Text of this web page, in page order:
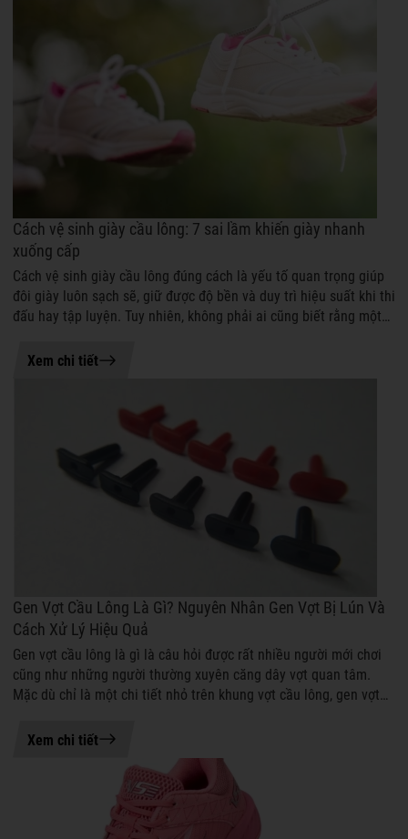
03-08-2026 14:47
Cách vệ sinh giày cầu lông: 7 sai lầm khiến giày nhanh
xuống cấp
Cách vệ sinh giày cầu lông đúng cách là yếu tố quan trọng giúp
đôi giày luôn sạch sẽ, giữ được độ bền và duy trì hiệu suất khi thi
đấu hay tập luyện. Tuy nhiên, không phải ai cũng biết rằng một
Xem chi tiết
05-08-2026 15:11
Gen Vợt Cầu Lông Là Gì? Nguyên Nhân Gen Vợt Bị Lún Và
Cách Xử Lý Hiệu Quả
Gen vợt cầu lông là gì là câu hỏi được rất nhiều người mới chơi
cũng như những người thường xuyên căng dây vợt quan tâm.
Mặc dù chỉ là một chi tiết nhỏ trên khung vợt cầu lông, gen vợt
Xem chi tiết